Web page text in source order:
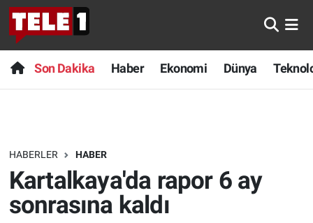
Son Dakika Haber Ekonomi Dünya
HABERLER HABER
Kartalkaya'da rapor 6 ay
sonrasına kaldı
Anında Manşet
Başka Sohbetler
Bilim turu
Bilim ve Teknoloji Evreni
Son Dakika
Haber
Dünya
Nöbetçi Eczaneler
Hava Durumu
Trafik Durumu
Süper Lig Puan Durumu ve Fikstür